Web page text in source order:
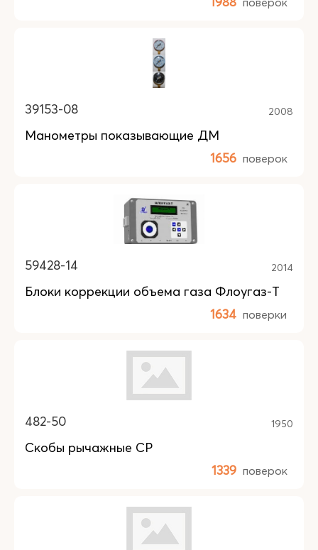
39153-08 2008
Манометры показывающие ДМ
1656 поверок
59428-14 2014
Блоки коррекции объема газа Флоугаз-Т
1634 поверки
482-50 1950
Скобы рычажные СР
1339 поверок